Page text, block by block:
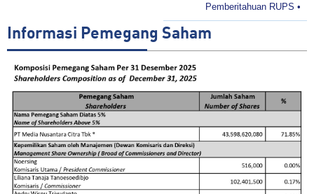
•
Pemberitahuan RUPS
Informasi Pemegang Saham